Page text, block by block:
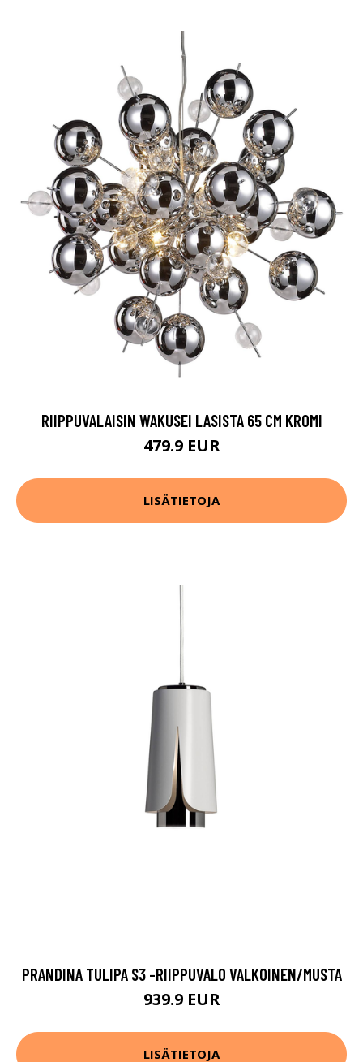
RIIPPUVALAISIN WAKUSEI LASISTA 65 CM KROMI
479.9 EUR
LISÄTIETOJA
PRANDINA TULIPA S3 -RIIPPUVALO VALKOINEN/MUSTA
939.9 EUR
LISÄTIETOJA